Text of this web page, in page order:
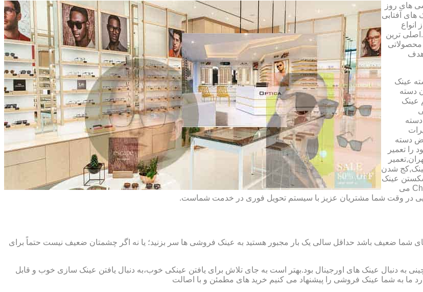
های روز
های آفتابی
انواع
ترین
عینک
دسته
عینک
دسته
را تعمیر
شدن
عینک
فلزی,تعمیر عینک بچه گانه,دسته Rey Ban,دسته AO,دسته Police,دسته Chopard می
در وقت شما مشتریان عزیز با سیستم تحویل فوری در خدمت شماست.
شما ضعیف باشد حداقل سالی یک بار مجبور هستید به عینک فروشی ها سر بزنید؛ یا نه اگر چشمتان ضعیف نیست حتماً برای
به دنبال عینک های اورجینال بود.بهتر است به جای تلاش برای یافتن عینکی خوب،به دنبال یافتن عینک سازی خوب و قابل
ما به شما عینک فروشی را پیشنهاد می کنیم خرید های مطمئن و با اصالت